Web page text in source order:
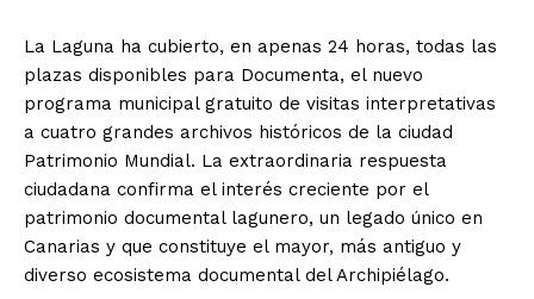
La Laguna ha cubierto, en apenas 24 horas, todas las
plazas disponibles para Documenta, el nuevo
programa municipal gratuito de visitas interpretativas
a cuatro grandes archivos históricos de la ciudad
Patrimonio Mundial. La extraordinaria respuesta
ciudadana confirma el interés creciente por el
patrimonio documental lagunero, un legado único en
Canarias y que constituye el mayor, más antiguo y
diverso ecosistema documental del Archipiélago.